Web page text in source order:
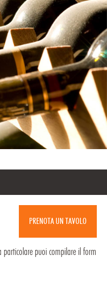
PRENOTA UN TAVOLO
puoi compilare il form